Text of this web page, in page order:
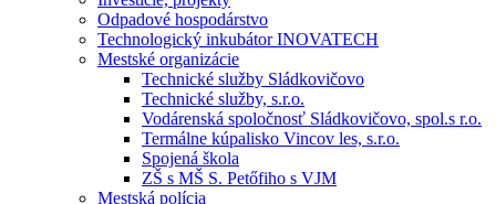
Odpadové hospodárstvo
Technologický inkubátor INOVATECH
Mestské organizácie
Technické služby Sládkovičovo
Technické služby, s.r.o.
Vodárenská spoločnosť Sládkovičovo, spol.s r.o.
Termálne kúpalisko Vincov les, s.r.o.
Spojená škola
ZŠ s MŠ S. Petőfiho s VJM
Mestská polícia